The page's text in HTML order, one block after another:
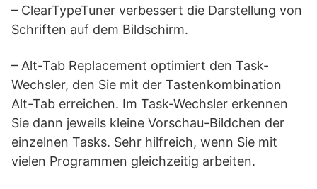
– ClearTypeTuner verbessert die Darstellung von
Schriften auf dem Bildschirm.
– Alt-Tab Replacement optimiert den Task-
Wechsler, den Sie mit der Tastenkombination
Alt-Tab erreichen. Im Task-Wechsler erkennen
Sie dann jeweils kleine Vorschau-Bildchen der
einzelnen Tasks. Sehr hilfreich, wenn Sie mit
vielen Programmen gleichzeitig arbeiten.